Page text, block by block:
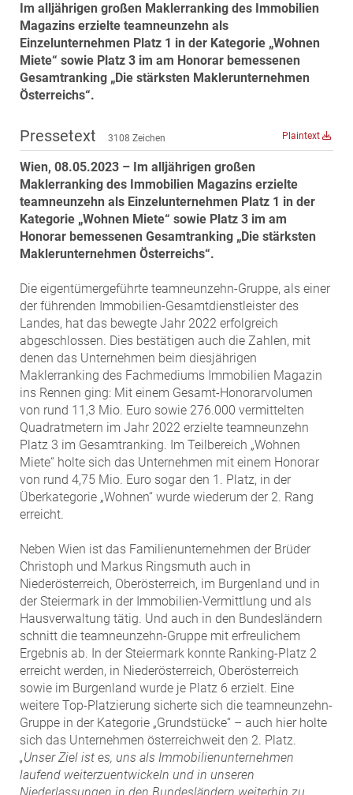
Verband Österreichischer Versicherungsmakler
Weinrauch Rechtsanwälte
WINEGG Realitäten
ZEHA Real Estate
Pressekontakt
Im alljährigen großen Maklerranking des Immobilien
Magazins erzielte teamneunzehn als
Einzelunternehmen Platz 1 in der Kategorie „Wohnen
Miete“ sowie Platz 3 im am Honorar bemessenen
Gesamtranking „Die stärksten Maklerunternehmen
Österreichs“.
Pressetext 3108 Zeichen Plaintext
Wien, 08.05.2023 – Im alljährigen großen
Maklerranking des Immobilien Magazins erzielte
teamneunzehn als Einzelunternehmen Platz 1 in der
Kategorie „Wohnen Miete“ sowie Platz 3 im am
Honorar bemessenen Gesamtranking „Die stärksten
Maklerunternehmen Österreichs“.
Die eigentümergeführte teamneunzehn-Gruppe, als einer
der führenden Immobilien-Gesamtdienstleister des
Landes, hat das bewegte Jahr 2022 erfolgreich
abgeschlossen. Dies bestätigen auch die Zahlen, mit
denen das Unternehmen beim diesjährigen
Maklerranking des Fachmediums Immobilien Magazin
ins Rennen ging: Mit einem Gesamt-Honorarvolumen
von rund 11,3 Mio. Euro sowie 276.000 vermittelten
Quadratmetern im Jahr 2022 erzielte teamneunzehn
Platz 3 im Gesamtranking. Im Teilbereich „Wohnen
Miete“ holte sich das Unternehmen mit einem Honorar
von rund 4,75 Mio. Euro sogar den 1. Platz, in der
Überkategorie „Wohnen“ wurde wiederum der 2. Rang
erreicht.
Neben Wien ist das Familienunternehmen der Brüder
Christoph und Markus Ringsmuth auch in
Niederösterreich, Oberösterreich, im Burgenland und in
der Steiermark in der Immobilien-Vermittlung und als
Hausverwaltung tätig. Und auch in den Bundesländern
schnitt die teamneunzehn-Gruppe mit erfreulichem
Ergebnis ab. In der Steiermark konnte Ranking-Platz 2
erreicht werden, in Niederösterreich, Oberösterreich
sowie im Burgenland wurde je Platz 6 erzielt. Eine
weitere Top-Platzierung sicherte sich die teamneunzehn-
Gruppe in der Kategorie „Grundstücke“ – auch hier holte
sich das Unternehmen österreichweit den 2. Platz.
„Unser Ziel ist es, uns als Immobilienunternehmen
laufend weiterzuentwickeln und in unseren